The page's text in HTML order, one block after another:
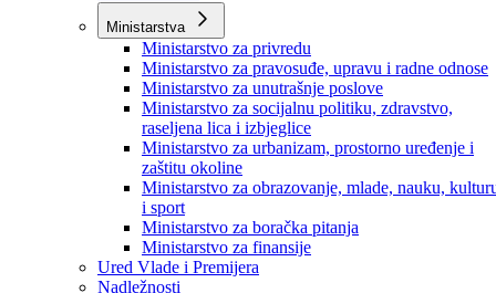
Vlada BPK Goražde
Premijer
Članovi Vlade
Ministarstva
Ministarstvo za privredu
Ministarstvo za pravosuđe, upravu i radne odnose
Ministarstvo za unutrašnje poslove
Ministarstvo za socijalnu politiku, zdravstvo,
raseljena lica i izbjeglice
Ministarstvo za urbanizam, prostorno uređenje i
zaštitu okoline
Ministarstvo za obrazovanje, mlade, nauku,
i sport
Ministarstvo za boračka pitanja